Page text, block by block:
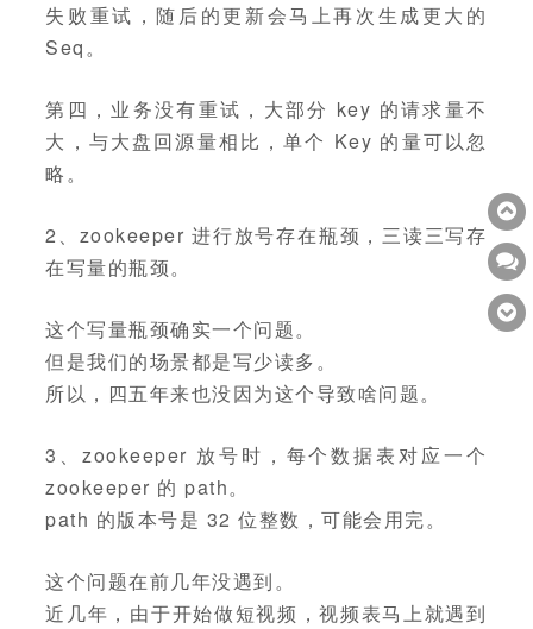
失败重试，随后的更新会马上再次生成更大的
Seq。
第四，业务没有重试，大部分 key 的请求量不
大，与大盘回源量相比，单个 Key 的量可以忽
略。
2、zookeeper 进行放号存在瓶颈，三读三写存
在写量的瓶颈。
这个写量瓶颈确实一个问题。
但是我们的场景都是写少读多。
所以，四五年来也没因为这个导致啥问题。
3、zookeeper 放号时，每个数据表对应一个
zookeeper 的 path。
path 的版本号是 32 位整数，可能会用完。
这个问题在前几年没遇到。
近几年，由于开始做短视频，视频表马上就遇到